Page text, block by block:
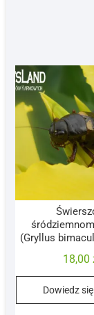
(Gryllus
18,00
Dowiedz